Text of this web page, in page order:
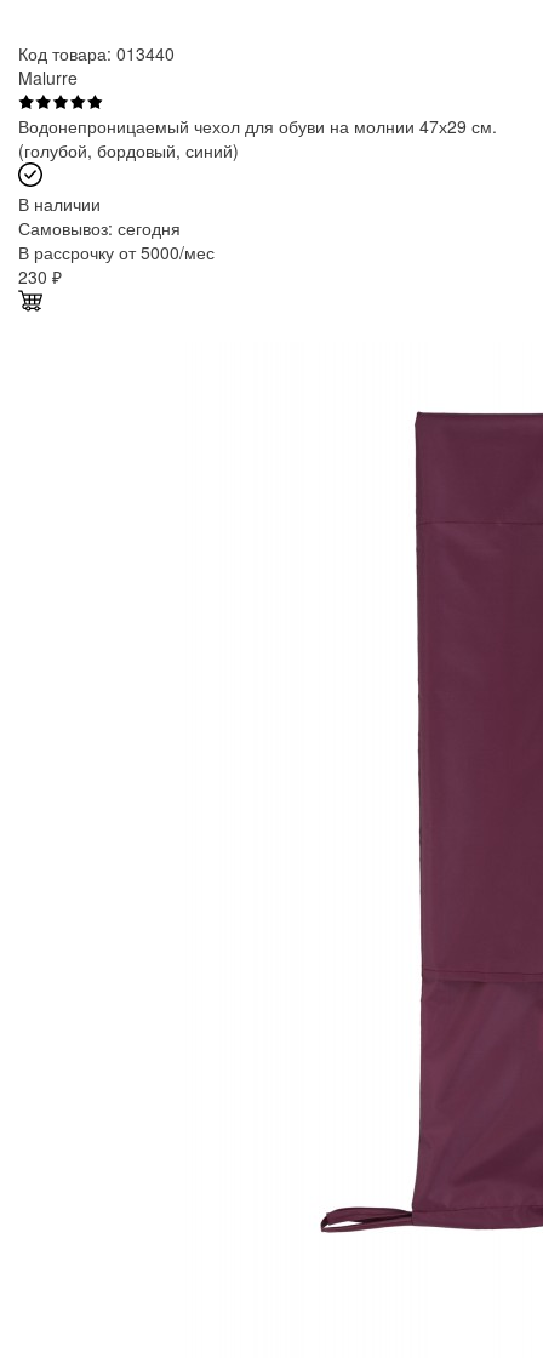
Код товара: 013440
Malurre
Водонепроницаемый чехол для обуви на молнии 47х29 см.
(голубой, бордовый, синий)
В наличии
Самовывоз: сегодня
В рассрочку от 5000/мес
230 ₽